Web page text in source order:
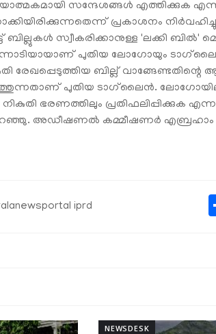
സന്ദേശങ്ങൾ എത്തിക്കുക
പ്രകാശനം
ബില്ലുകൾ സ്വീകരിക്കാനുള്ള 'ലക്കി
പുതിയ ലോഗോയും
രേഖപ്പെടുത്തിയ ബില്ല്
പുതിയ ടാഗ്‌ലൈൻ.
ഭരണത്തിലും പ്രതിഫലിപ്പിക്കുക
പറഞ്ഞു. അഡീഷണൽ കമ്മീഷണർ എബ്രഹാം
iprd
NEWSDESK